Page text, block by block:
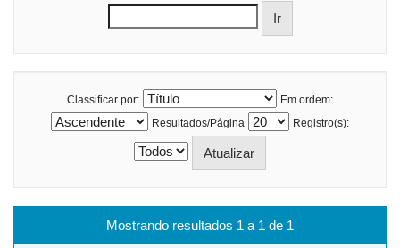
Classificar por:
Em ordem:
Resultados/Página
Registro(s):
Mostrando resultados 1 a 1 de 1